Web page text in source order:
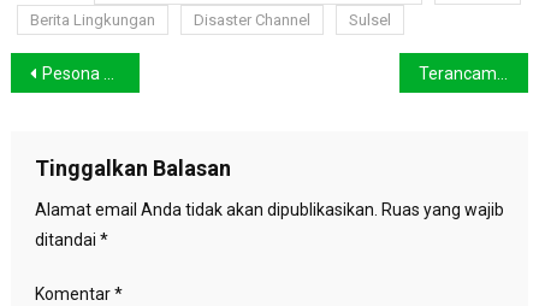
Berita Lingkungan
Disaster Channel Sulsel
Navigasi
Pesona Welora, The Forgotten Island di Ujung Maluku Barat Daya
Tinggalkan Balasan
Alamat email Anda tidak akan dipublikasikan. Ruas yang wajib
ditandai *
Komentar*